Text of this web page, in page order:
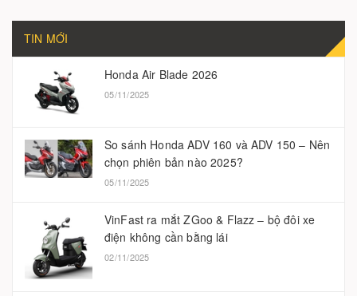
TIN MỚI
Honda Air Blade 2026
05/11/2025
So sánh Honda ADV 160 và ADV 150 – Nên
chọn phiên bản nào 2025?
05/11/2025
VinFast ra mắt ZGoo & Flazz – bộ đôi xe
điện không cần bằng lái
02/11/2025